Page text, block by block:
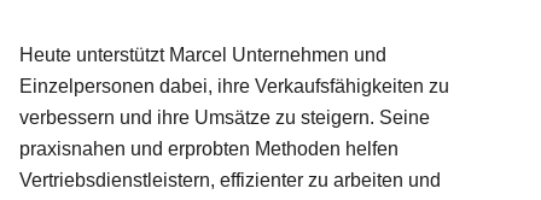
Heute unterstützt Marcel Unternehmen und
Einzelpersonen dabei, ihre Verkaufsfähigkeiten zu
verbessern und ihre Umsätze zu steigern. Seine
praxisnahen und erprobten Methoden helfen
Vertriebsdienstleistern, effizienter zu arbeiten und